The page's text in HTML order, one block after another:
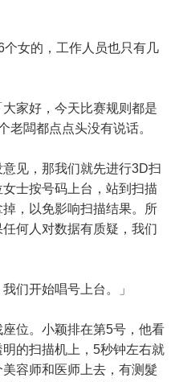
女的，工作人员也只有几
家好，今天比赛规则都是
老闆都点点头没有说话。
见，那我们就先进行3D扫
士按号码上台，站到扫描
，以免影响扫描结果。所
何人对数据有质疑，我们
们开始唱号上台。」
位。小颖排在第5号，他看
的扫描机上，5秒钟左右就
容师和医师上去，有测髮